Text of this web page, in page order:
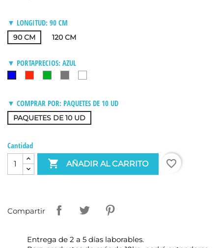
▼ LONGITUD: 90 CM
90 CM 120 CM
▼ PORTAPRECIOS: AZUL
▼ COMPRAR POR: PAQUETES DE 10 UD
PAQUETES DE 10 UD
Cantidad
 AÑADIR AL CARRITO favorite_border
Compartir
Entrega de 2 a 5 días laborables.